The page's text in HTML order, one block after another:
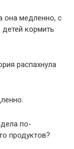
она медленно, с
кормить
распахнула
по-
продуктов?